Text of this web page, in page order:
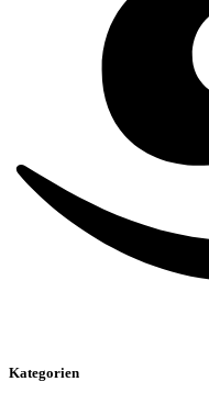
Kategorien